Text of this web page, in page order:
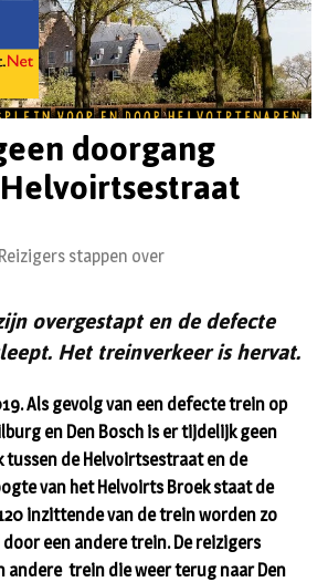
doorgang
Reizigers stappen over
overgestapt en de defecte
Het treinverkeer is hervat.
Als gevolg van een defecte trein op
en Den Bosch is er tijdelijk geen
de Helvoirtsestraat en de
van het Helvoirts Broek staat de
inzittende van de trein worden zo
een andere trein. De reizigers
andere trein die weer terug naar Den